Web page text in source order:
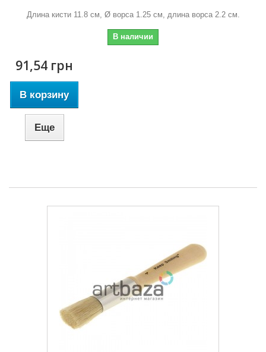
Длина кисти 11.8 см, Ø ворса 1.25 см, длина ворса 2.2 см.
В наличии
91,54 грн
В корзину
Еще